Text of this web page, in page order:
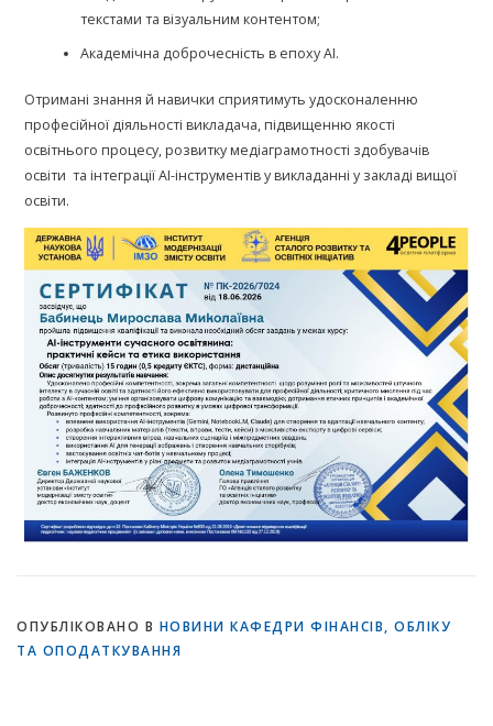
текстами та візуальним контентом;
Академічна доброчесність в епоху AI.
Отримані знання й навички сприятимуть удосконаленню
професійної діяльності викладача, підвищенню якості
освітнього процесу, розвитку медіаграмотності здобувачів
освіти та інтеграції AI-інструментів у викладанні у закладі вищої
освіти.
ОПУБЛІКОВАНО В НОВИНИ КАФЕДРИ ФІНАНСІВ, ОБЛІКУ
ТА ОПОДАТКУВАННЯ